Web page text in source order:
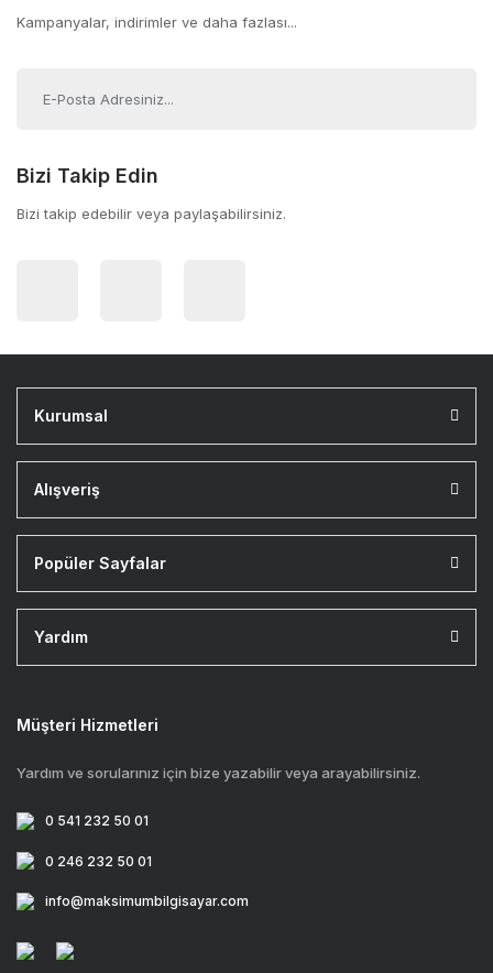
Kampanyalar, indirimler ve daha fazlası...
Bizi Takip Edin
Bizi takip edebilir veya paylaşabilirsiniz.
Kurumsal
Alışveriş
Popüler Sayfalar
Yardım
Müşteri Hizmetleri
Yardım ve sorularınız için bize yazabilir veya arayabilirsiniz.
0 541 232 50 01
0 246 232 50 01
info@maksimumbilgisayar.com